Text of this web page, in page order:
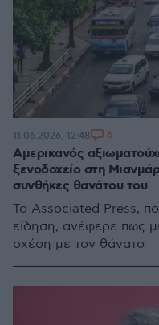
Αμερικανός
ξενοδοχείο στη
συνθήκες θανάτου του
Το Associated Press,
είδηση, ανέφερε πως
σχέση με τον θάνατο
11.06.2026, 12:48 6